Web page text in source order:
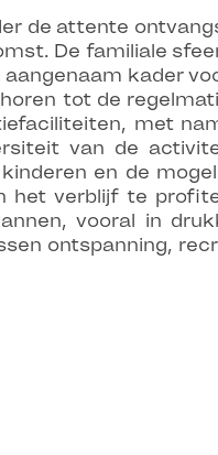
de attente
De familiale
kader
tot de
met
van de
en de
het verblijf te
vooral in
ontspanning,